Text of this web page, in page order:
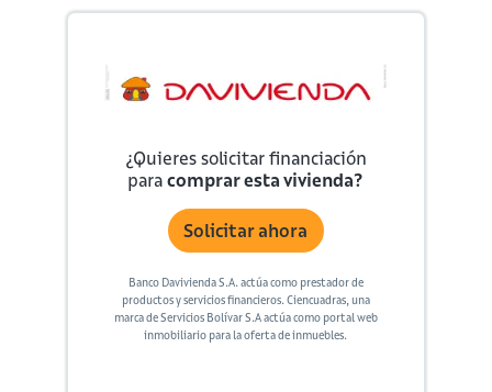
¿Quieres solicitar financiación
paracomprar esta vivienda?
Solicitar ahora
Banco Davivienda S.A. actúa como prestador de
productos y servicios financieros. Ciencuadras, una
marca de Servicios Bolívar S.A actúa como portal web
inmobiliario para la oferta de inmuebles.